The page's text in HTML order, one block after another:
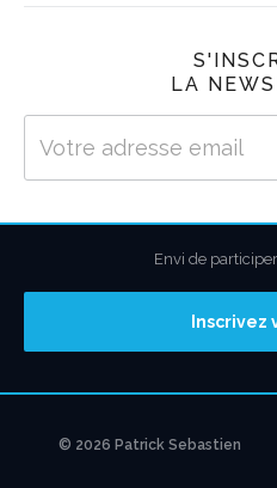
LA
Envi de
Inscrivez
© 2026 Patrick Sebastien